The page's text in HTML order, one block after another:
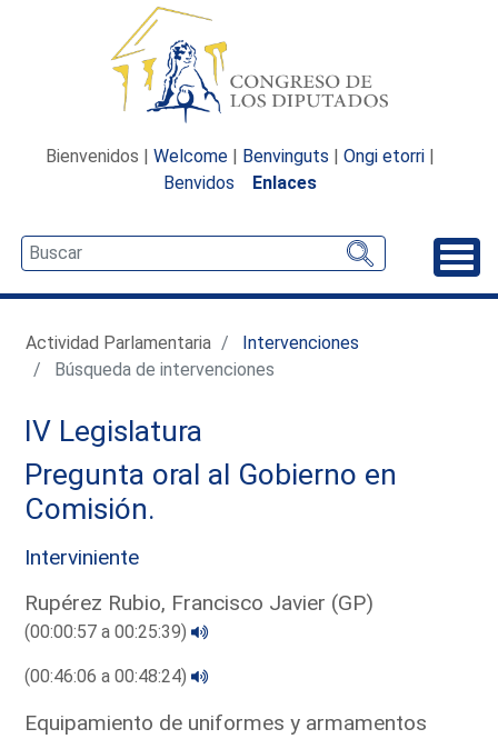
Bienvenidos | Welcome | Benvinguts | Ongi etorri |
Benvidos
Enlaces
Actividad Parlamentaria
Intervenciones
Búsqueda de intervenciones
IV Legislatura
Pregunta oral al Gobierno en
Comisión.
Interviniente
Rupérez Rubio, Francisco Javier (GP)
(00:00:57 a 00:25:39)
(00:46:06 a 00:48:24)
Equipamiento de uniformes y armamentos